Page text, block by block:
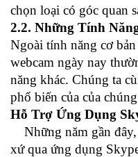
chọn loại có góc quan
2.2. Những Tính
Ngoài tính năng cơ
webcam ngày nay
năng khác. Chúng ta
phổ biến của của
Hỗ Trợ Ứng Dụng
Những năm gần
xứ qua ứng dụng